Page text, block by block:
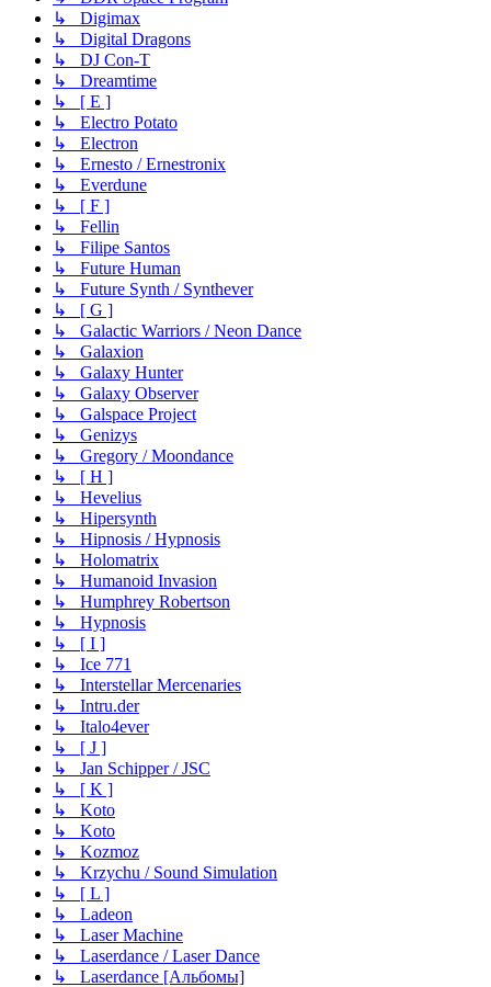
↳ Digimax
↳ Digital Dragons
↳ DJ Con-T
↳ Dreamtime
↳ [ E ]
↳ Electro Potato
↳ Electron
↳ Ernesto / Ernestronix
↳ Everdune
↳ [ F ]
↳ Fellin
↳ Filipe Santos
↳ Future Human
↳ Future Synth / Synthever
↳ [ G ]
↳ Galactic Warriors / Neon Dance
↳ Galaxion
↳ Galaxy Hunter
↳ Galaxy Observer
↳ Galspace Project
↳ Genizys
↳ Gregory / Moondance
↳ [ H ]
↳ Hevelius
↳ Hipersynth
↳ Hipnosis / Hypnosis
↳ Holomatrix
↳ Humanoid Invasion
↳ Humphrey Robertson
↳ Hypnosis
↳ [ I ]
↳ Ice 771
↳ Interstellar Mercenaries
↳ Intru.der
↳ Italo4ever
↳ [ J ]
↳ Jan Schipper / JSC
↳ [ K ]
↳ Koto
↳ Koto
↳ Kozmoz
↳ Krzychu / Sound Simulation
↳ [ L ]
↳ Ladeon
↳ Laser Machine
↳ Laserdance / Laser Dance
↳ Laserdance [Альбомы]